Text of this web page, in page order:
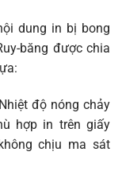
dung in bị bong
băng được chia
độ nóng chảy
hợp in trên giấy
chịu ma sát